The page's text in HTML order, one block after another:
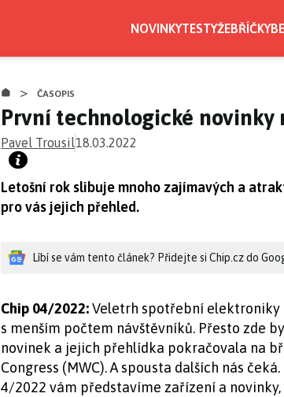
NOVINKYTESTYŽEBŘÍČKY
> ČASOPIS
První technologické novinky
Pavel Trousil18.03.2022
Letošní rok slibuje mnoho zajímavých a
pro vás jejich přehled.
Líbí se vám tento článek? Přidejte si Chip.cz do
Chip 04/2022:Veletrh spotřební elektroniky
s menším počtem návštěvníků. Přesto zde
novinek a jejich přehlídka pokračovala na
Congress (MWC). A spousta dalších nás
4/2022 vám představíme zařízení a